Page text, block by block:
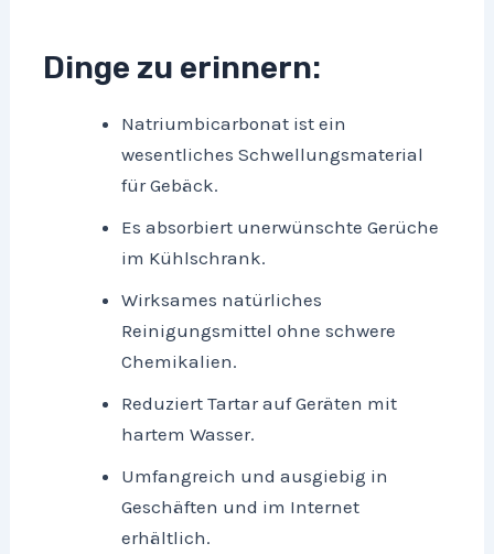
Dinge zu erinnern:
Natriumbicarbonat ist ein
wesentliches Schwellungsmaterial
für Gebäck.
Es absorbiert unerwünschte Gerüche
im Kühlschrank.
Wirksames natürliches
Reinigungsmittel ohne schwere
Chemikalien.
Reduziert Tartar auf Geräten mit
hartem Wasser.
Umfangreich und ausgiebig in
Geschäften und im Internet
erhältlich.